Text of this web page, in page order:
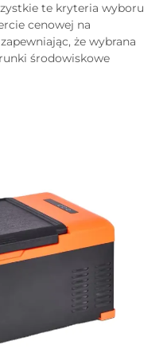
te kryteria wyboru
cenowej na
że wybrana
środowiskowe